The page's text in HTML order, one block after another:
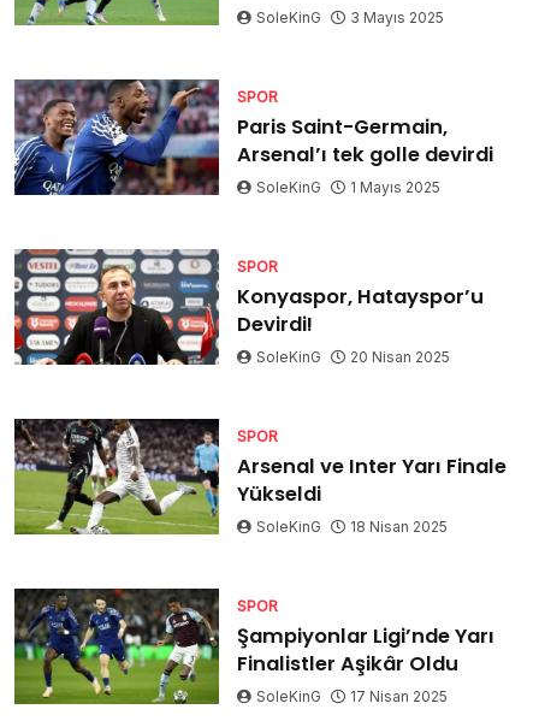
SoleKinG 3 Mayıs 2025
SPOR
Paris Saint-Germain,
Arsenal’ı tek golle devirdi
SoleKinG 1 Mayıs 2025
SPOR
Konyaspor, Hatayspor’u
Devirdi!
SoleKinG 20 Nisan 2025
SPOR
Arsenal ve Inter Yarı Finale
Yükseldi
SoleKinG 18 Nisan 2025
SPOR
Şampiyonlar Ligi’nde Yarı
Finalistler Aşikâr Oldu
SoleKinG 17 Nisan 2025